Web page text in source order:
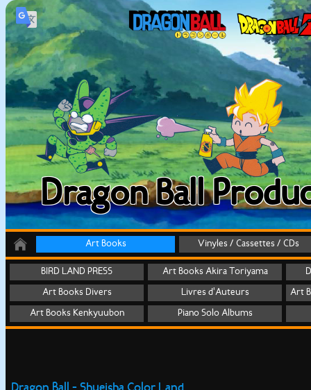
Dragon Ball
Art Books Vinyles / Cassettes / CDs
BIRD LAND PRESS Art Books Akira Toriyama
Art Books Divers
Livres d'Auteurs
Art
Art Books Kenkyuubon
Piano Solo Albums